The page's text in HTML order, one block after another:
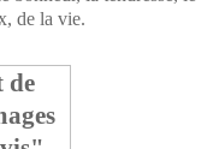
de la vie.